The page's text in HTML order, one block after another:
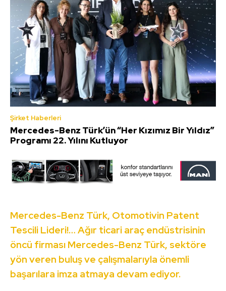
Şirket Haberleri
Mercedes-Benz Türk’ün “Her Kızımız Bir Yıldız”
Programı 22. Yılını Kutluyor
Mercedes-Benz Türk, Otomotivin Patent
Tescili Lideri!… Ağır ticari araç endüstrisinin
öncü firması Mercedes-Benz Türk, sektöre
yön veren buluş ve çalışmalarıyla önemli
başarılara imza atmaya devam ediyor.